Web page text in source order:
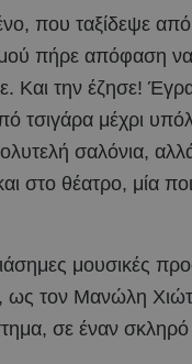
που ταξίδεψε
πήρε απόφαση
Και την έζησε!
τσιγάρα μέχρι
σαλόνια,
στο θέατρο, μία
μουσικές
ως τον Μανώλη
σε έναν σκληρό